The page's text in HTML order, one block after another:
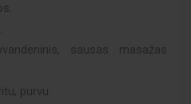
sausas masažas
purvu.